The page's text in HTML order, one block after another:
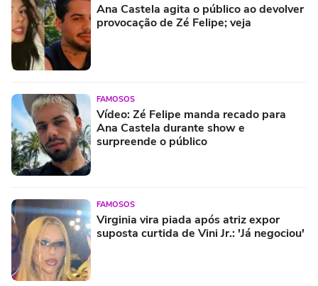
Ana Castela agita o público ao devolver
provocação de Zé Felipe; veja
FAMOSOS
Vídeo: Zé Felipe manda recado para
Ana Castela durante show e
surpreende o público
FAMOSOS
Virginia vira piada após atriz expor
suposta curtida de Vini Jr.: 'Já negociou'